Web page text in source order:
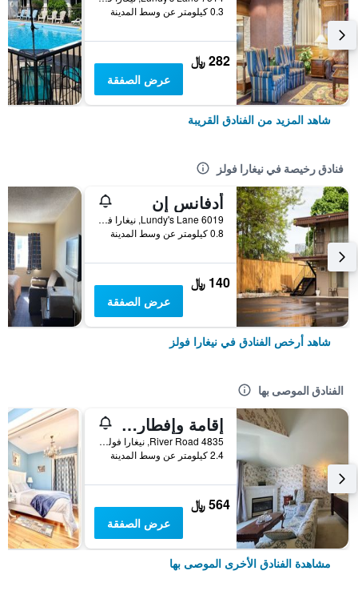
0.3 كيلومتر عن وسط المدينة
282 ﷼
عرض الصفقة
شاهد المزيد من الفنادق القريبة
فنادق رخيصة في نيغارا فولز
أدفانس إن
6019 Lundy's Lane, نيغارا فولز, ON, كندا
0.8 كيلومتر عن وسط المدينة
140 ﷼
عرض الصفقة
شاهد أرخص الفنادق في نيغارا فولز
الفنادق الموصى بها
إقامة وإفطار بفندق بدهام هول
4835 River Road, نيغارا فولز, ON, كندا
2.4 كيلومتر عن وسط المدينة
564 ﷼
عرض الصفقة
مشاهدة الفنادق الأخرى الموصى بها